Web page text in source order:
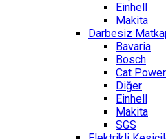
Einhell
Makita
Darbesiz
Bavaria
Bosch
Cat Power
Diğer
Einhell
Makita
SGS